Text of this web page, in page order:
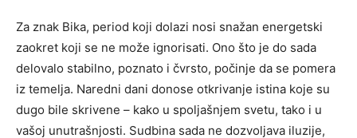
Za znak Bika, period koji dolazi nosi snažan energetski
zaokret koji se ne može ignorisati. Ono što je do sada
delovalo stabilno, poznato i čvrsto, počinje da se pomera
iz temelja. Naredni dani donose otkrivanje istina koje su
dugo bile skrivene – kako u spoljašnjem svetu, tako i u
vašoj unutrašnjosti. Sudbina sada ne dozvoljava iluzije,